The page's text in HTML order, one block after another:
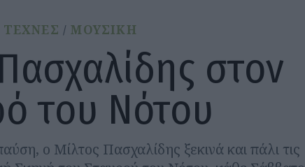
ΤΕΧΝΕΣ ΜΟΥΣΙΚΗ
στον
του Νότου
ο Μίλτος Πασχαλίδης ξεκινά και πάλι τις